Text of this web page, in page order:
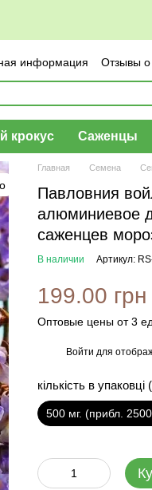
информация Отзывы о
крокус Саженцы
Главная Семена
Павловния
алюминиевое
саженцев
В наличии Артикул:
199.00 грн
Оптовые цены от 3
Войти для
кількість в
500 мг. (прибл.